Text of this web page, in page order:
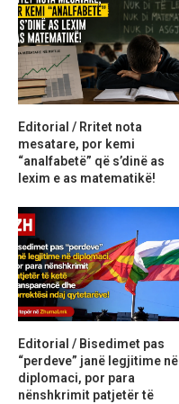
Editorial / Rritet nota
mesatare, por kemi
“analfabetë” që s’dinë as
lexim e as matematikë!
Editorial / Bisedimet pas
“perdeve” janë legjitime në
diplomaci, por para
nënshkrimit patjetër të